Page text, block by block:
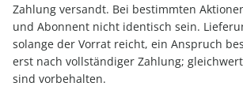
Zahlung versandt. Bei bestimmten
und Abonnent nicht identisch sein.
solange der Vorrat reicht, ein Anspruch
erst nach vollständiger Zahlung;
sind vorbehalten.